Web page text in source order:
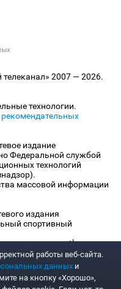
2007 — 2026.
технологии.
издание
Федеральной службой
технологий
массовой информации
издания
спортивный
«www.sportbox.ru»:
издания
СМИ сетевого издания
работы веб-сайта.
данных и
на кнопку «Хорошо»,